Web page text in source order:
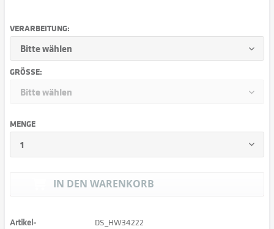
VERARBEITUNG:
GRÖSSE:
MENGE
IN DEN WARENKORB
Artikel-
DS_HW34222